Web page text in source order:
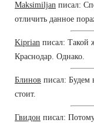
Maksimiljan писал:
отличить данное
Kiprian писал: Такой
Краснодар. Однако.
Блинов писал: Будем
стоит.
Гвидон писал: